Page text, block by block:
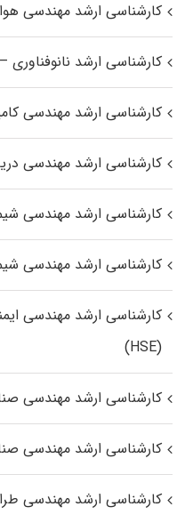
کارشناسی ارشد مهندسی
کارشناسی ارشد نانوفناوری –
کارشناسی ارشد مهندسی
کارشناسی ارشد مهندسی
کارشناسی ارشد مهندسی
کارشناسی ارشد مهندسی
کارشناسی ارشد مهندسی
(HSE)
کارشناسی ارشد مهندسی
کارشناسی ارشد مهندسی
کارشناسی ارشد مهندسی